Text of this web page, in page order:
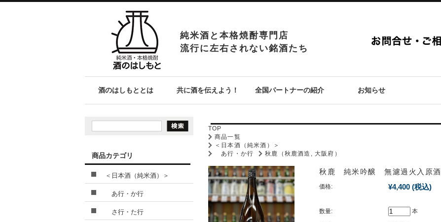
純米酒と本格焼酎専門店
流行に左右されない銘酒たち
酒のはしもととは 共に酒を伝えよう！ 全国パートナーの紹介 お知らせ
TOP
商品一覧
＜日本酒（純米酒）＞
あ行・か行
秋鹿（秋鹿酒造, 大阪府）
秋鹿 純米吟醸 無濾過火入原酒
価格: ¥4,400 (税込)
数量: 本
商品カテゴリ
＜日本酒（純米酒）＞
あ行・か行
さ行・た行